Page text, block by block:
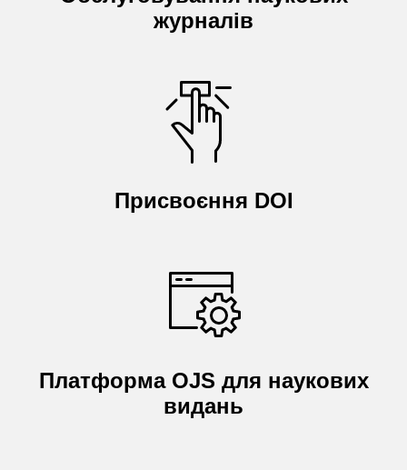
журналів
Присвоєння DOI
Платформа OJS для наукових
видань